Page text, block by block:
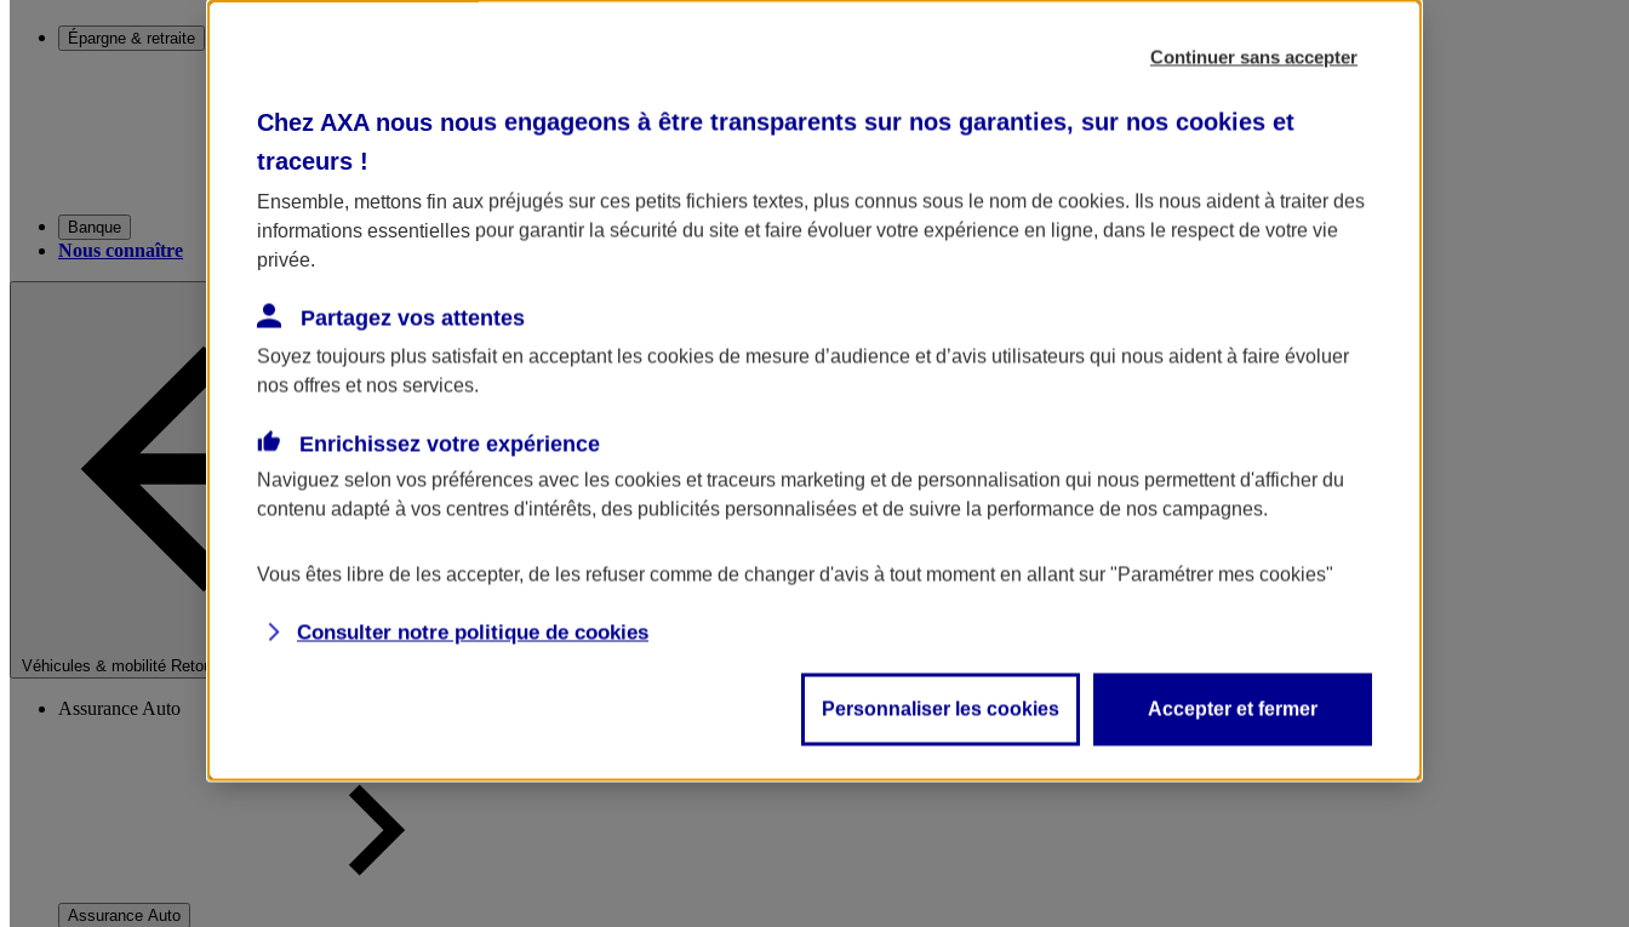
Épargne & retraite
Banque
Nous connaître
Véhicules & mobilité Retour à la section précédente
Fermer le menu principal
Assurance Auto
Assurance Auto
Continuer sans accepter
Chez AXA nous nous engageons à être transparents sur nos garanties, sur nos cookies et
traceurs !
Ensemble, mettons fin aux préjugés sur ces petits fichiers textes, plus connus sous le nom de cookies. Ils nous aident à traiter des
informations essentielles pour garantir la sécurité du site et faire évoluer votre expérience en ligne, dans le respect de votre vie
privée.
Partagez vos attentes
Soyez toujours plus satisfait en acceptant les cookies de mesure d’audience et d’avis utilisateurs qui nous aident à faire évoluer
nos offres et nos services.
Enrichissez votre expérience
Naviguez selon vos préférences avec les cookies et traceurs marketing et de personnalisation qui nous permettent d'afficher du
contenu adapté à vos centres d'intérêts, des publicités personnalisées et de suivre la performance de nos campagnes.
Vous êtes libre de les accepter, de les refuser comme de changer d'avis à tout moment en allant sur "Paramétrer mes cookies"
Consulter notre politique de cookies
Personnaliser les cookies Accepter et fermer